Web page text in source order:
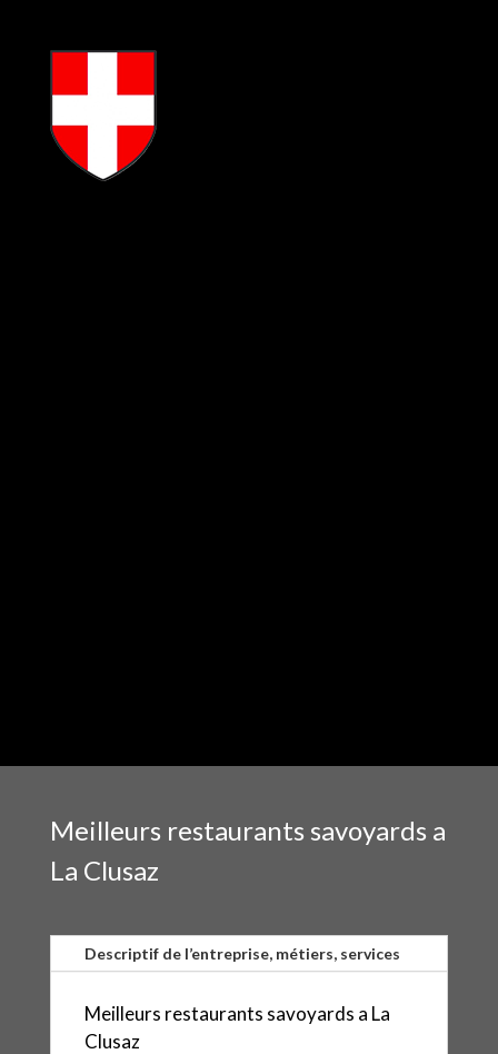
Meilleurs restaurants savoyards a
La Clusaz
Descriptif de l’entreprise, métiers, services
Meilleurs restaurants savoyards a La
Clusaz